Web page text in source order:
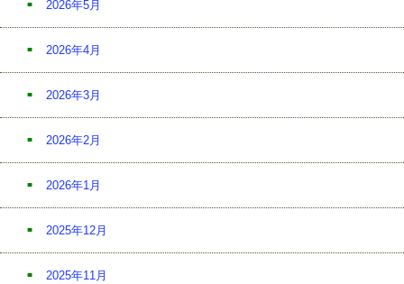
2026年5月
2026年4月
2026年3月
2026年2月
2026年1月
2025年12月
2025年11月